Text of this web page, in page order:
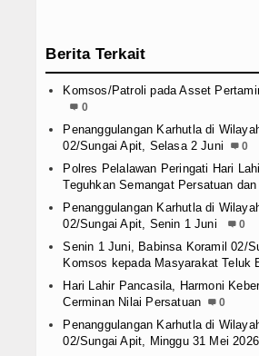
Berita Terkait
Komsos/Patroli pada Asset
0
Penanggulangan Karhutla di
02/Sungai Apit, Selasa 2 Juni
0
Polres Pelalawan Peringati Hari
Teguhkan Semangat Persatuan
Penanggulangan Karhutla di
02/Sungai Apit, Senin 1 Juni
0
Senin 1 Juni, Babinsa Koramil 02/
Komsos kepada Masyarakat Teluk
Hari Lahir Pancasila, Harmoni
Cerminan Nilai Persatuan
0
Penanggulangan Karhutla di
02/Sungai Apit, Minggu 31 Mei 2026